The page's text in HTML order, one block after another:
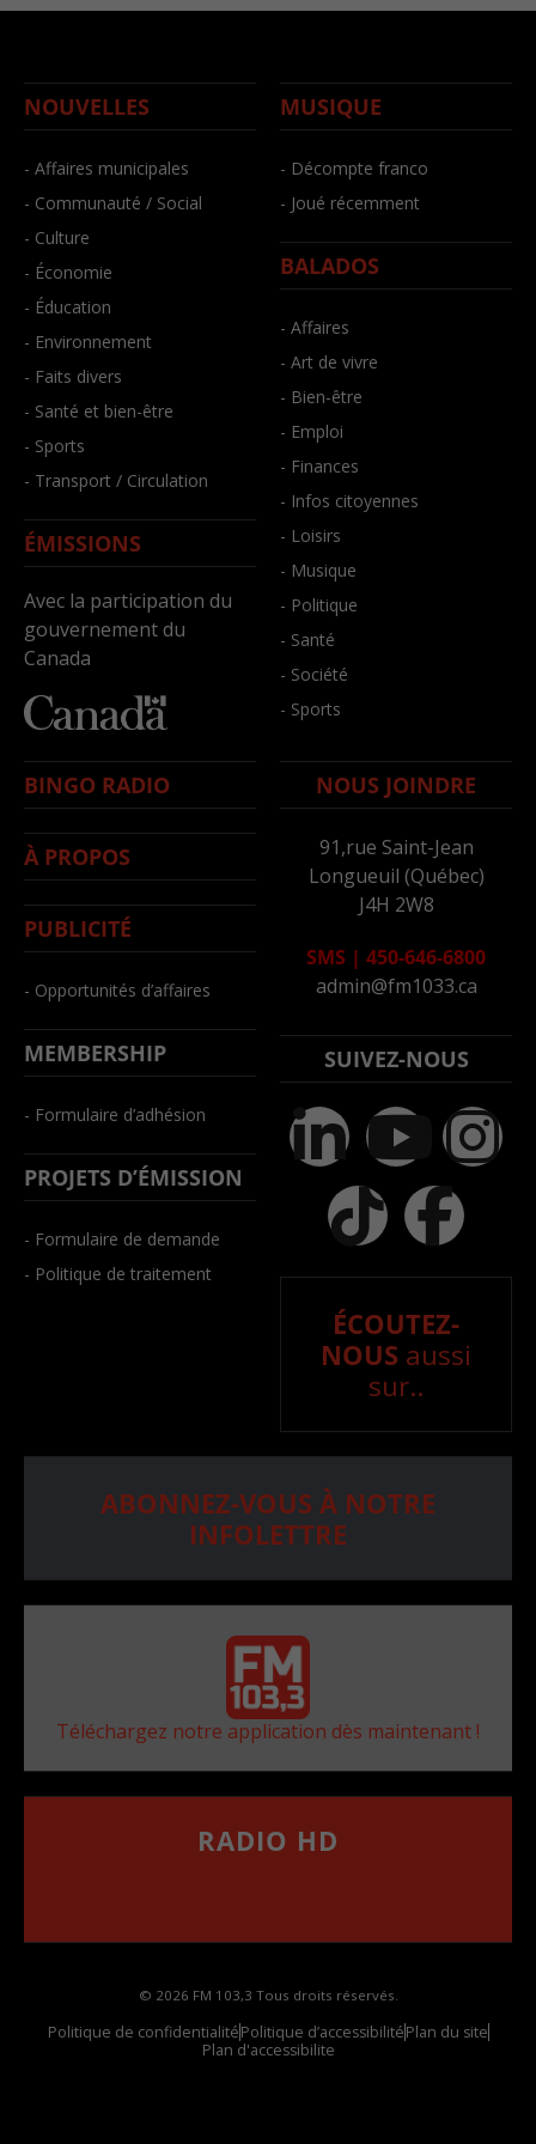
NOUVELLES
- Affaires municipales
- Communauté / Social
- Culture
- Économie
- Éducation
- Environnement
- Faits divers
- Santé et bien-être
- Sports
- Transport / Circulation
ÉMISSIONS
Avec la participation du
gouvernement du
Canada
MUSIQUE
- Décompte franco
- Joué récemment
BALADOS
- Affaires
- Art de vivre
- Bien-être
- Emploi
- Finances
- Infos citoyennes
- Loisirs
- Musique
- Politique
- Santé
- Société
- Sports
BINGO RADIO
À PROPOS
PUBLICITÉ
- Opportunités d’affaires
MEMBERSHIP
- Formulaire d’adhésion
PROJETS D’ÉMISSION
- Formulaire de demande
- Politique de traitement
NOUS JOINDRE
91,rue Saint-Jean
Longueuil (Québec)
J4H 2W8
SMS | 450-646-6800
admin@fm1033.ca
SUIVEZ-NOUS
ÉCOUTEZ-
NOUS aussi
sur..
ABONNEZ-VOUS À NOTRE
INFOLETTRE
Téléchargez notre application dès maintenant !
RADIO HD
© 2026 FM 103,3 Tous droits réservés.
Politique de confidentialitéPolitique d’accessibilitéPlan du site
Plan d'accessibilite